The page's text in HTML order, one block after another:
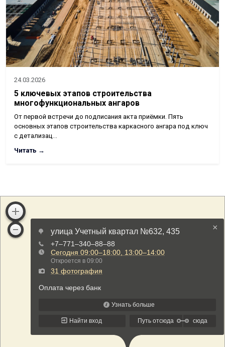
24.03.2026
5 ключевых этапов строительства
многофункциональных ангаров
От первой встречи до подписания акта приёмки. Пять
основных этапов строительства каркасного ангара под ключ
с детализац…
Читать →